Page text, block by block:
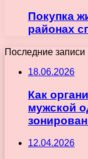
Покупка
районах
Последние записи
18.06.2026
Как
мужской
12.04.2026